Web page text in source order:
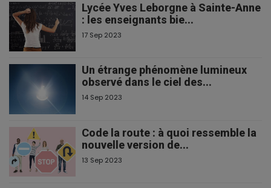
Lycée Yves Leborgne à Sainte-Anne
: les enseignants bie...
17 Sep 2023
Un étrange phénomène lumineux
observé dans le ciel des...
14 Sep 2023
Code la route : à quoi ressemble la
nouvelle version de...
13 Sep 2023